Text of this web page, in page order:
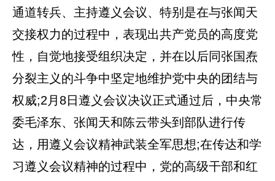
通道转兵、主持遵义会议、特别是在与张闻天
交接权力的过程中，表现出共产党员的高度党
性，自觉地接受组织决定，并在以后同张国焘
分裂主义的斗争中坚定地维护党中央的团结与
权威;2月8日遵义会议决议正式通过后，中央常
委毛泽东、张闻天和陈云带头到部队进行传
达，用遵义会议精神武装全军思想;在传达和学
习遵义会议精神的过程中，党的高级干部和红